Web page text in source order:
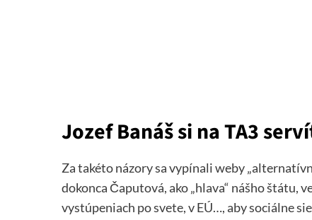
Jozef Banáš si na TA3
Za takéto názory sa vypínali weby
dokonca Čaputová, ako „hlava“ nášho štátu,
vystúpeniach po svete, v EÚ…, aby sociálne